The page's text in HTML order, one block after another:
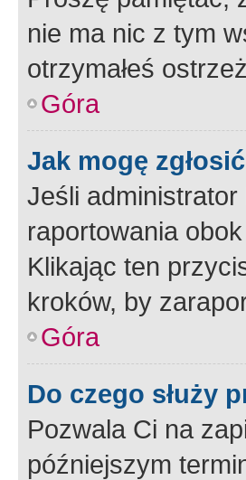
nie ma nic z tym
otrzymałeś
Góra
Jak mogę
Jeśli
raportowania
Klikając ten
kroków, by
Góra
Do czego służy
Pozwala Ci na
późniejszym